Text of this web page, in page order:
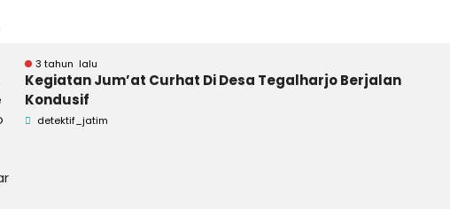
3 tahun lalu
Kegiatan Jum’at Curhat Di Desa Tegalharjo Berjalan
Kondusif
detektif_jatim